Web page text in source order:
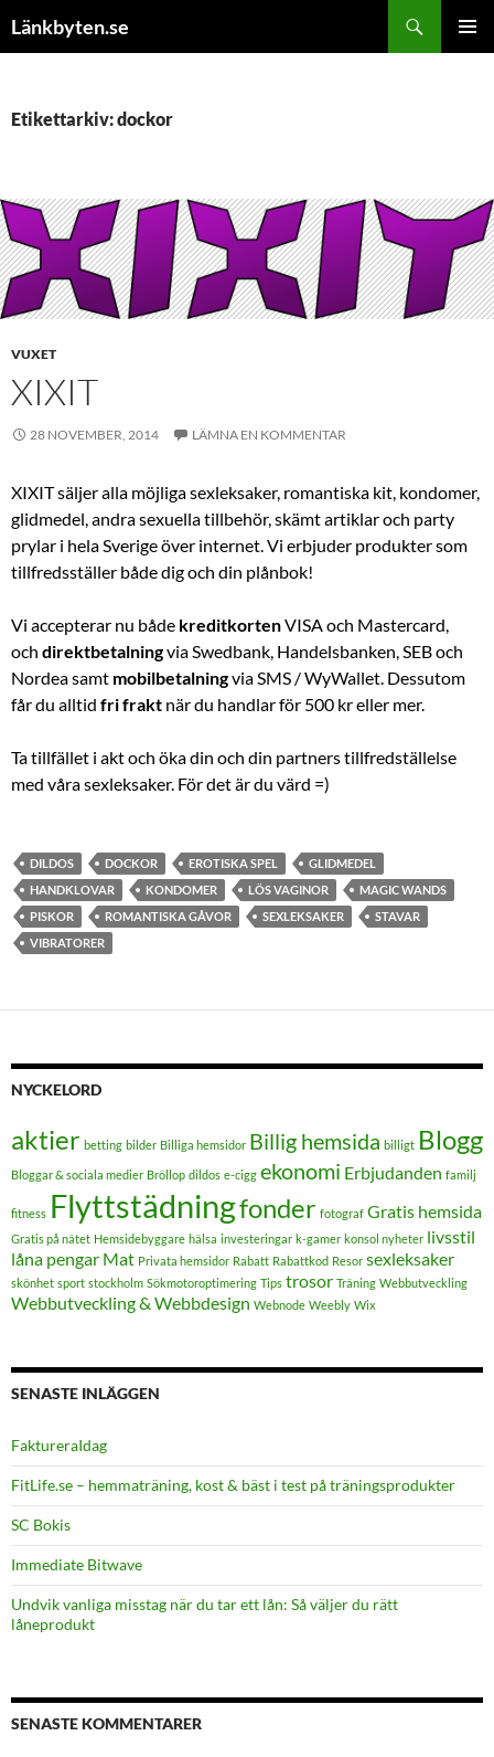
tillLänkbyten.se
Etikettarkiv: dockor
VUXET
XIXIT
28 NOVEMBER, 2014 LÄMNA EN KOMMENTAR
XIXIT säljer alla möjliga sexleksaker, romantiska kit, kondomer,
glidmedel, andra sexuella tillbehör, skämt artiklar och party
prylar i hela Sverige över internet. Vi erbjuder produkter som
tillfredsställer både dig och din plånbok!
Vi accepterar nu både kreditkortenVISA och Mastercard,
och direktbetalningviaSwedbank, Handelsbanken, SEB och
Nordea samt mobilbetalningvia SMS / WyWallet. Dessutom
får du alltid fri frakt när du handlar för 500 kr eller mer.
Ta tillfället i akt och öka din och din partners tillfredställelse
med våra sexleksaker. För det är du värd =)
DILDOS DOCKOR EROTISKA SPEL
GLIDMEDEL
HANDKLOVAR
KONDOMER LÖS VAGINOR
MAGIC WANDS
PISKOR
ROMANTISKA GÅVOR SEXLEKSAKER
STAVAR
VIBRATORER
NYCKELORD
aktier betting bilder Billiga hemsidor Billig hemsida billigt Blogg
Bloggar & sociala medier Bröllop dildos e-cigg ekonomi Erbjudanden familj
fitness Flyttstädningfonder fotograf Gratis hemsida
Gratis på nätet Hemsidebyggare hälsa investeringar k-gamer konsol nyheter livsstil
låna pengar Mat Privata hemsidor Rabatt Rabattkod Resor sexleksaker
skönhet sport stockholm Sökmotoroptimering Tips trosor Träning Webbutveckling
Webbutveckling & Webbdesign Webnode Weebly Wix
SENASTE INLÄGGEN
FaktureraIdag
FitLife.se – hemmaträning, kost & bäst i test på träningsprodukter
SC Bokis
Immediate Bitwave
Undvik vanliga misstag när du tar ett lån: Så väljer du rätt
låneprodukt
SENASTE KOMMENTARER